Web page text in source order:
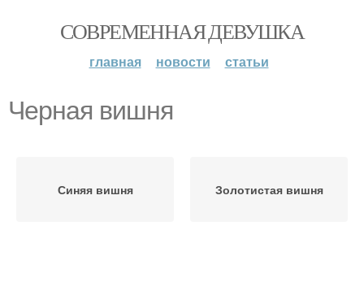
СОВРЕМЕННАЯ ДЕВУШКА
главная новости статьи
Черная вишня
Синяя вишня Золотистая вишня